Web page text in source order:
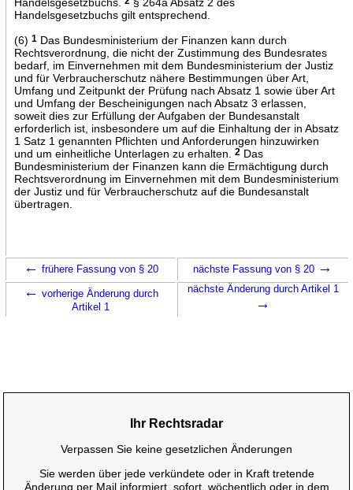
Handelsgesetzbuchs gilt entsprechend.
(6) 1Das Bundesministerium der Finanzen kann durch
Rechtsverordnung, die nicht der Zustimmung des Bundesrates
bedarf, im Einvernehmen mit dem Bundesministerium der Justiz
und für Verbraucherschutz nähere Bestimmungen über Art,
Umfang und Zeitpunkt der Prüfung nach Absatz 1 sowie über Art
und Umfang der Bescheinigungen nach Absatz 3 erlassen,
soweit dies zur Erfüllung der Aufgaben der Bundesanstalt
erforderlich ist, insbesondere um auf die Einhaltung der in Absatz
1 Satz 1 genannten Pflichten und Anforderungen hinzuwirken
und um einheitliche Unterlagen zu erhalten.
2Das
Bundesministerium der Finanzen kann die Ermächtigung durch
Rechtsverordnung im Einvernehmen mit dem Bundesministerium
der Justiz und für Verbraucherschutz auf die Bundesanstalt
übertragen.
← frühere Fassung von § 20 nächste Fassung von § 20 →
← vorherige Änderung durch
Artikel 1
nächste Änderung durch Artikel 1
→
Ihr Rechtsradar
Verpassen Sie keine gesetzlichen Änderungen
Sie werden über jede verkündete oder in Kraft tretende
Änderung per Mail informiert, sofort, wöchentlich oder in dem